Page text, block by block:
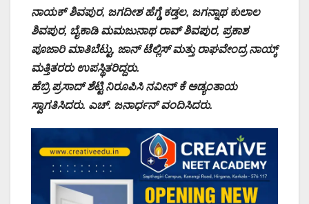
ನಾಯಕ್‌ ಶಿವಪುರ, ಜಗದೀಶ ಹೆಗ್ಡೆ ಕಡ್ತಲ, ಜಗನ್ನಾಥ ಕುಲಾಲ
ಶಿವಪುರ, ಬೈಕಾಡಿ ಮಮಜುನಾಥ ರಾವ್‌ ಶಿವಪುರ, ಪ್ರಕಾಶ
ಪೂಜಾರಿ ಮಾತಿಬೆಟ್ಟು, ಜಾನ್‌ ಟೆಲ್ಲಿಸ್‌ ಮತ್ತು ರಾಘವೇಂದ್ರ ನಾಯ್ಕ್‌
ಮತ್ತಿತರರು ಉಪಸ್ಥಿತರಿದ್ದರು.
ಹೆಬ್ರಿ ಪ್ರಸಾದ್‌ ಶೆಟ್ಟಿ ನಿರೂಪಿಸಿ ನವೀನ್‌ ಕೆ ಅಡ್ಯಂತಾಯ
ಸ್ವಾಗತಿಸಿದರು. ಎಚ್.‌ ಜನಾರ್ಧನ್‌ ವಂದಿಸಿದರು.